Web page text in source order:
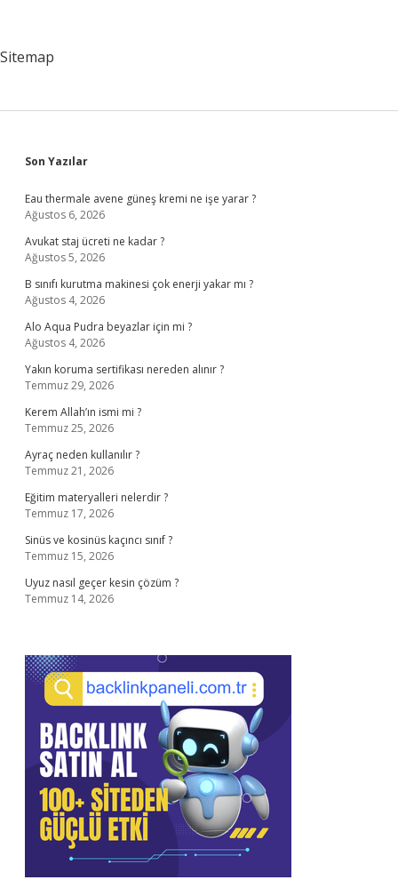
Sitemap
Sidebar
Son Yazılar
Eau thermale avene güneş kremi ne işe yarar ?
Ağustos 6, 2026
Avukat staj ücreti ne kadar ?
Ağustos 5, 2026
B sınıfı kurutma makinesi çok enerji yakar mı ?
Ağustos 4, 2026
Alo Aqua Pudra beyazlar için mi ?
Ağustos 4, 2026
Yakın koruma sertifikası nereden alınır ?
Temmuz 29, 2026
Kerem Allah’ın ismi mi ?
Temmuz 25, 2026
Ayraç neden kullanılır ?
Temmuz 21, 2026
Eğitim materyalleri nelerdir ?
Temmuz 17, 2026
Sinüs ve kosinüs kaçıncı sınıf ?
Temmuz 15, 2026
Uyuz nasıl geçer kesin çözüm ?
Temmuz 14, 2026